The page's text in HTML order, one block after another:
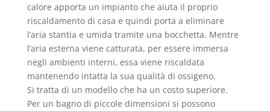
calore apporta un impianto che aiuta il proprio
riscaldamento di casa e quindi porta a eliminare
l’aria stantia e umida tramite una bocchetta. Mentre
l’aria esterna viene catturata, per essere immersa
negli ambienti interni, essa viene riscaldata
mantenendo intatta la sua qualità di ossigeno.
Si tratta di un modello che ha un costo superiore.
Per un bagno di piccole dimensioni si possono